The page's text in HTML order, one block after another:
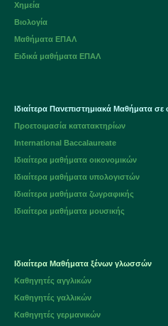
Χημεία
Βιολογία
Μαθήματα ΕΠΑΛ
Ειδικά μαθήματα ΕΠΑΛ
Ιδιαίτερα Πανεπιστημιακά Μαθήματα σε
Προετοιμασία κατατακτηρίων
International Baccalaureate
Ιδιαίτερα μαθήματα οικονομικών
Ιδιαίτερα μαθήματα υπολογιστών
Ιδιαίτερα μαθήματα ζωγραφικής
Ιδιαίτερα μαθήματα μουσικής
Ιδιαίτερα Μαθήματα ξένων γλωσσών
Καθηγητές αγγλικών
Καθηγητές γαλλικών
Καθηγητές γερμανικών